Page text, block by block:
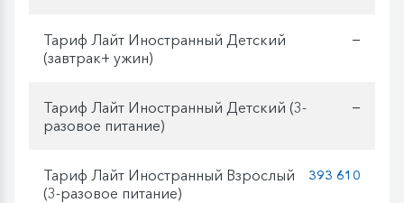
Тариф Лайт Иностранный Детский
(завтрак+ ужин)
—
Тариф Лайт Иностранный Детский (3-
разовое питание)
—
Тариф Лайт Иностранный Взрослый
(3-разовое питание)
393 610